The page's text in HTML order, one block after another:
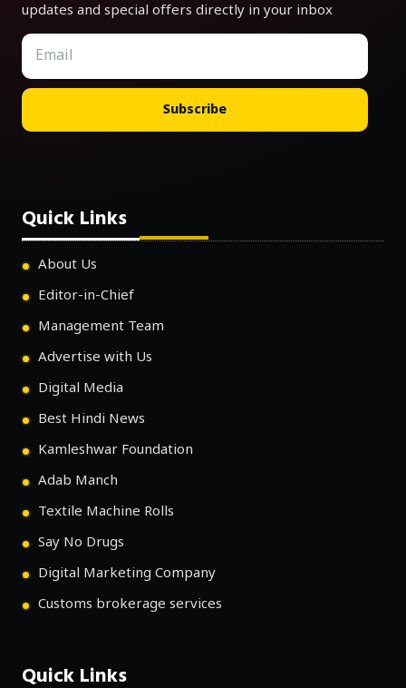
updates and special offers directly in your inbox
Subscribe
Quick Links
About Us
Editor-in-Chief
Management Team
Advertise with Us
Digital Media
Best Hindi News
Kamleshwar Foundation
Adab Manch
Textile Machine Rolls
Say No Drugs
Digital Marketing Company
Customs brokerage services
Quick Links